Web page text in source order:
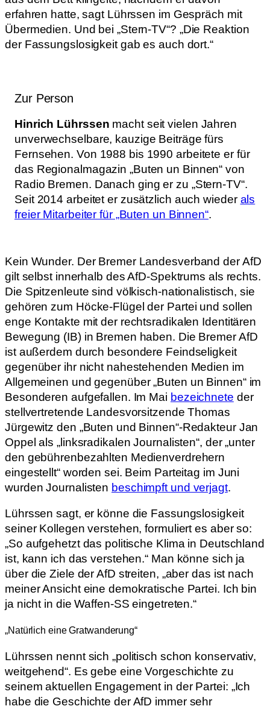
erfahren hatte, sagt Lührssen im Gespräch mit
Übermedien. Und bei „Stern-TV“? „Die Reaktion
der Fassungslosigkeit gab es auch dort.“
Zur Person
Hinrich Lührssen macht seit vielen Jahren
unverwechselbare, kauzige Beiträge fürs
Fernsehen. Von 1988 bis 1990 arbeitete er für
das Regionalmagazin „Buten un Binnen“ von
Radio Bremen. Danach ging er zu „Stern-TV“.
Seit 2014 arbeitet er zusätzlich auch wieder als
freier Mitarbeiter für „Buten un Binnen“.
Kein Wunder. Der Bremer Landesverband der AfD
gilt selbst innerhalb des AfD-Spektrums als rechts.
Die Spitzenleute sind völkisch-nationalistisch, sie
gehören zum Höcke-Flügel der Partei und sollen
enge Kontakte mit der rechtsradikalen Identitären
Bewegung (IB) in Bremen haben. Die Bremer AfD
ist außerdem durch besondere Feindseligkeit
gegenüber ihr nicht nahestehenden Medien im
Allgemeinen und gegenüber „Buten un Binnen“ im
Besonderen aufgefallen. Im Mai bezeichnete der
stellvertretende Landesvorsitzende Thomas
Jürgewitz den „Buten und Binnen“-Redakteur Jan
Oppel als „linksradikalen Journalisten“, der „unter
den gebührenbezahlten Medienverdrehern
eingestellt“ worden sei. Beim Parteitag im Juni
wurden Journalisten beschimpft und verjagt.
Lührssen sagt, er könne die Fassungslosigkeit
seiner Kollegen verstehen, formuliert es aber so:
„So aufgehetzt das politische Klima in Deutschland
ist, kann ich das verstehen.“ Man könne sich ja
über die Ziele der AfD streiten, „aber das ist nach
meiner Ansicht eine demokratische Partei. Ich bin
ja nicht in die Waffen-SS eingetreten.“
„Natürlich eine Gratwanderung“
Lührssen nennt sich „politisch schon konservativ,
weitgehend“. Es gebe eine Vorgeschichte zu
seinem aktuellen Engagement in der Partei: „Ich
habe die Geschichte der AfD immer sehr